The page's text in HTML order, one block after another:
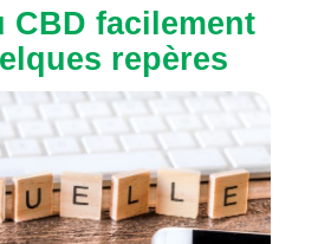
CBD facilement
repères